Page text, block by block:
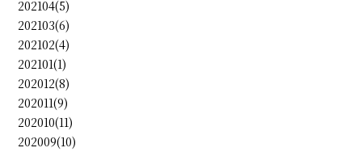
202104(5)
202103(6)
202102(4)
202101(1)
202012(8)
202011(9)
202010(11)
202009(10)